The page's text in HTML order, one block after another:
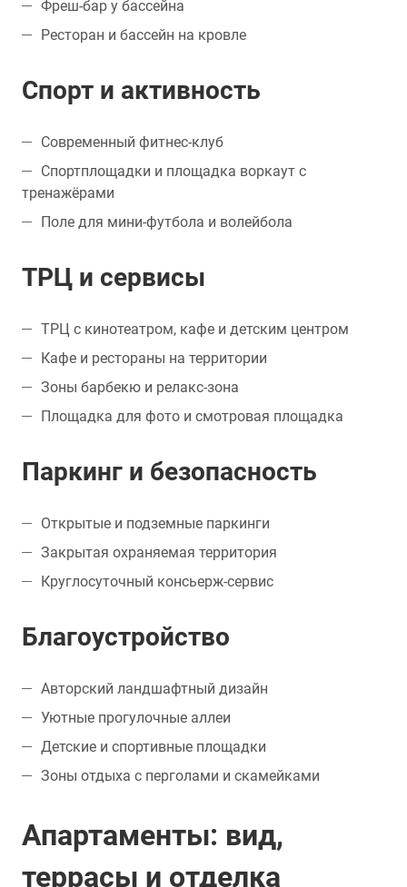
Фреш-бар у бассейна
Ресторан и бассейн на кровле
Спорт и активность
Современный фитнес-клуб
Спортплощадки и площадка воркаут с
тренажёрами
Поле для мини-футбола и волейбола
ТРЦ и сервисы
ТРЦ с кинотеатром, кафе и детским центром
Кафе и рестораны на территории
Зоны барбекю и релакс-зона
Площадка для фото и смотровая площадка
Паркинг и безопасность
Открытые и подземные паркинги
Закрытая охраняемая территория
Круглосуточный консьерж-сервис
Благоустройство
Авторский ландшафтный дизайн
Уютные прогулочные аллеи
Детские и спортивные площадки
Зоны отдыха с перголами и скамейками
Апартаменты: вид,
террасы и отделка